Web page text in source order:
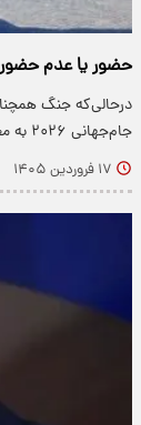
حضور یا عدم حضور
درحالی‌که جنگ
جام‌جهانی ۲۰۲۶ به معمایی بزرگ تبدیل شده و همچنان…
۱۷ فروردین ۱۴۰۵